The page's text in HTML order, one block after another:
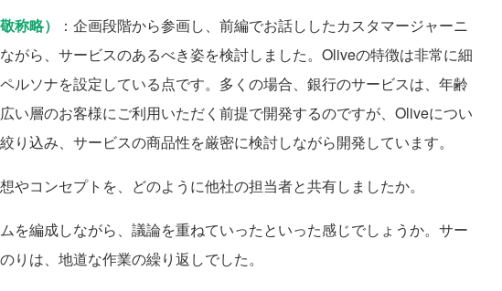
称略）
：企画段階から参画し、前編でお話ししたカスタマージャーニ
がら、サービスのあるべき姿を検討しました。Oliveの特徴は非常に細
ルソナを設定している点です。多くの場合、銀行のサービスは、年齢
い層のお客様にご利用いただく前提で開発するのですが、Oliveについ
り込み、サービスの商品性を厳密に検討しながら開発しています。
やコンセプトを、どのように他社の担当者と共有しましたか。
を編成しながら、議論を重ねていったといった感じでしょうか。サー
りは、地道な作業の繰り返しでした。